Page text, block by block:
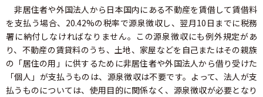
非居住者や外国法人から日本国内にある不動産を賃借して賃借料
を支払う場合、20.42%の税率で源泉徴収し、翌月10日までに税務
署に納付しなければなりません。この源泉徴収にも例外規定があ
り、不動産の賃貸料のうち、土地、家屋などを自己またはその親族
の「居住の用」に供するために非居住者や外国法人から借り受けた
「個人」が支払うものは、源泉徴収は不要です。よって、法人が支
払うものについては、使用目的に関係なく、源泉徴収が必要となり